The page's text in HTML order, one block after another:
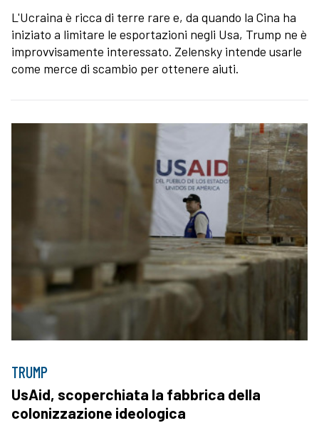
L'Ucraina è ricca di terre rare e, da quando la Cina ha
iniziato a limitare le esportazioni negli Usa, Trump ne è
improvvisamente interessato. Zelensky intende usarle
come merce di scambio per ottenere aiuti.
TRUMP
UsAid, scoperchiata la fabbrica della
colonizzazione ideologica